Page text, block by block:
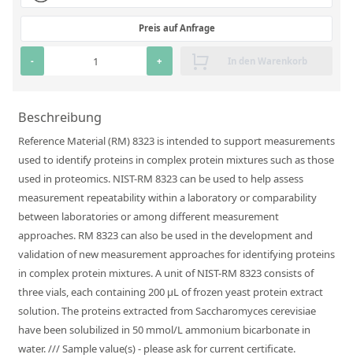
Kundenspezifische Partikelstandards
Über uns
Unsere Partner und Marken
Presse und Aktuelles
Vertretungen im Ausland
Messen und Events
DIN EN ISO 9001:2015 Zertifizierung
FAQ
Karriere bei Labmix24
Kontaktieren Sie uns
Preis auf Anfrage
- + In den Warenkorb
Beschreibung
Reference Material (RM) 8323 is intended to support measurements
used to identify proteins in complex protein mixtures such as those
used in proteomics. NIST-RM 8323 can be used to help assess
measurement repeatability within a laboratory or comparability
between laboratories or among different measurement
approaches. RM 8323 can also be used in the development and
validation of new measurement approaches for identifying proteins
in complex protein mixtures. A unit of NIST-RM 8323 consists of
three vials, each containing 200 µL of frozen yeast protein extract
solution. The proteins extracted from Saccharomyces cerevisiae
have been solubilized in 50 mmol/L ammonium bicarbonate in
water. /// Sample value(s) - please ask for current certificate.